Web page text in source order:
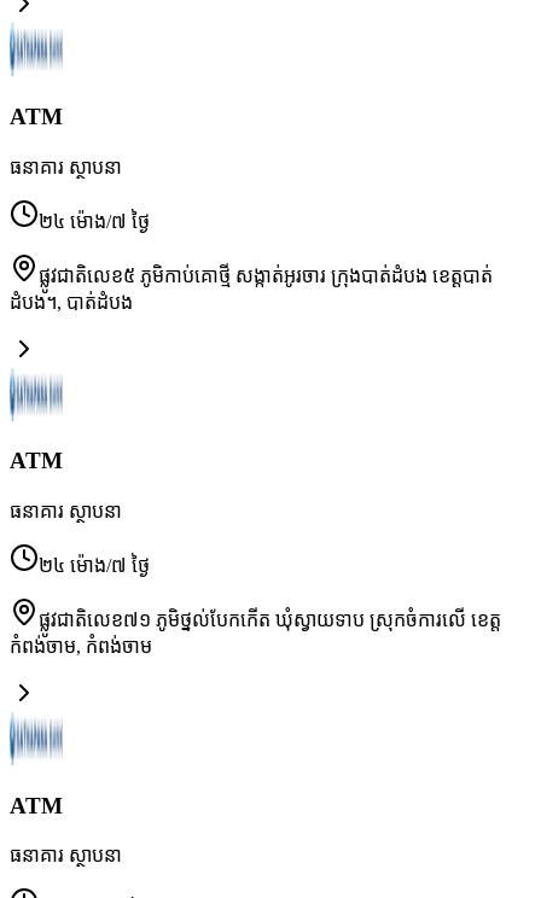
ATM
ធនាគារ ស្ថាបនា
២៤ ម៉ោង/៧ ថ្ងៃ
ផ្លូវជាតិលេខ៥ ភូមិកាប់គោថ្មី សង្កាត់អូរចារ ក្រុងបាត់ដំបង ខេត្តបាត់
ដំបង។, បាត់ដំបង
ATM
ធនាគារ ស្ថាបនា
២៤ ម៉ោង/៧ ថ្ងៃ
ផ្លូវជាតិលេខ៧១ ភូមិថ្នល់បែកកើត ឃុំស្វាយទាប ស្រុកចំការលើ ខេត្ត
កំពង់ចាម, កំពង់ចាម
ATM
ធនាគារ ស្ថាបនា